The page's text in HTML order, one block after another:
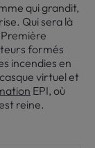
qui grandit,
Qui sera là
formés
incendies en
virtuel et
EPI, où
reine.